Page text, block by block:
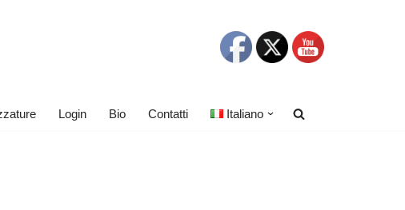
Login Bio Contatti Italiano